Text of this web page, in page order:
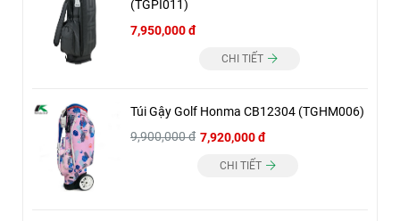
(TGPI011)
7,950,000 đ
CHI TIẾT
Túi Gậy Golf Honma CB12304 (TGHM006)
9,900,000 đ 7,920,000 đ
CHI TIẾT